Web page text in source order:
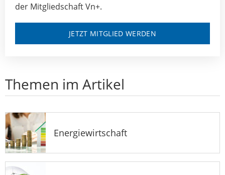
der Mitgliedschaft Vn+.
JETZT MITGLIED WERDEN
Themen im Artikel
Energiewirtschaft